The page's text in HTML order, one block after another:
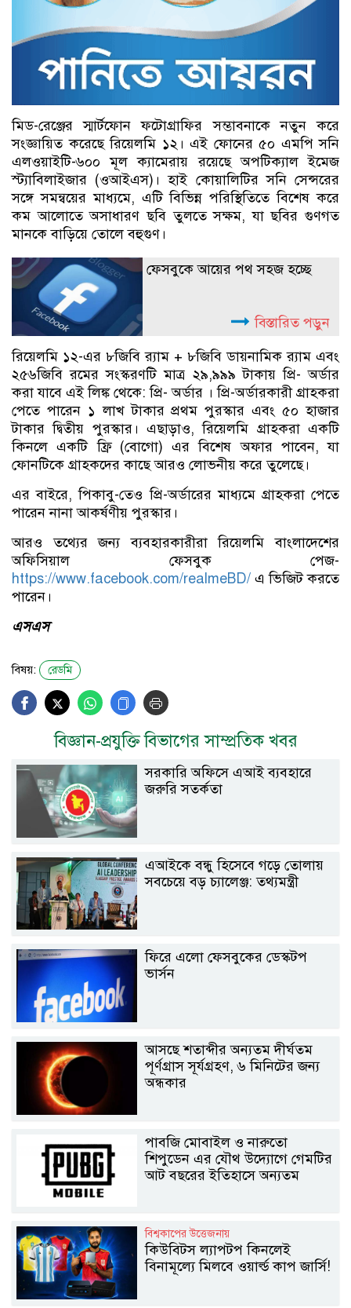
মিড-রেঞ্জের স্মার্টফোন ফটোগ্রাফির সম্ভাবনাকে নতুন করে
সংজ্ঞায়িত করেছে রিয়েলমি ১২। এই ফোনের ৫০ এমপি সনি
এলওয়াইটি-৬০০ মূল ক্যামেরায় রয়েছে অপটিক্যাল ইমেজ
স্ট্যাবিলাইজার (ওআইএস)। হাই কোয়ালিটির সনি সেন্সরের
সঙ্গে সমন্বয়ের মাধ্যমে, এটি বিভিন্ন পরিস্থিতিতে বিশেষ করে
কম আলোতে অসাধারণ ছবি তুলতে সক্ষম, যা ছবির গুণগত
মানকে বাড়িয়ে তোলে বহুগুণ।
ফেসবুকে আয়ের পথ সহজ হচ্ছে
বিস্তারিত পড়ুন
রিয়েলমি ১২-এর ৮জিবি র‌্যাম + ৮জিবি ডায়নামিক র‌্যাম এবং
২৫৬জিবি রমের সংস্করণটি মাত্র ২৯,৯৯৯ টাকায় প্রি- অর্ডার
করা যাবে এই লিঙ্ক থেকে: প্রি- অর্ডার । প্রি-অর্ডারকারী গ্রাহকরা
পেতে পারেন ১ লাখ টাকার প্রথম পুরস্কার এবং ৫০ হাজার
টাকার দ্বিতীয় পুরস্কার। এছাড়াও, রিয়েলমি গ্রাহকরা একটি
কিনলে একটি ফ্রি (বোগো) এর বিশেষ অফার পাবেন, যা
ফোনটিকে গ্রাহকদের কাছে আরও লোভনীয় করে তুলেছে।
এর বাইরে, পিকাবু-তেও প্রি-অর্ডারের মাধ্যমে গ্রাহকরা পেতে
পারেন নানা আকর্ষণীয় পুরস্কার।
আরও তথ্যের জন্য ব্যবহারকারীরা রিয়েলমি বাংলাদেশের
অফিসিয়াল ফেসবুক পেজ-
https://www.facebook.com/realmeBD/ এ ভিজিট করতে
পারেন।
এসএস
বিষয়: রেডমি
বিজ্ঞান-প্রযুক্তি বিভাগের সাম্প্রতিক খবর
সরকারি অফিসে এআই ব্যবহারে
জরুরি সতর্কতা
এআইকে বন্ধু হিসেবে গড়ে তোলায়
সবচেয়ে বড় চ্যালেঞ্জ: তথ্যমন্ত্রী
ফিরে এলো ফেসবুকের ডেস্কটপ
ভার্সন
আসছে শতাব্দীর অন্যতম দীর্ঘতম
পূর্ণগ্রাস সূর্যগ্রহণ, ৬ মিনিটের জন্য
অন্ধকার
পাবজি মোবাইল ও নারুতো
শিপুডেন এর যৌথ উদ্যোগে গেমটির
আট বছরের ইতিহাসে অন্যতম
বিশ্বকাপের উত্তেজনায়
কিউবিটস ল্যাপটপ কিনলেই
বিনামূল্যে মিলবে ওয়ার্ল্ড কাপ জার্সি!